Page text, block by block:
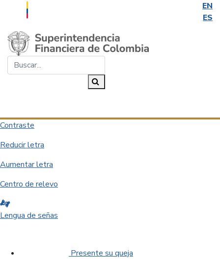
EN
ES
Saltar al contenido principal
Contraste
Reducir letra
Aumentar letra
Centro de relevo
Lengua de señas
Presente su queja